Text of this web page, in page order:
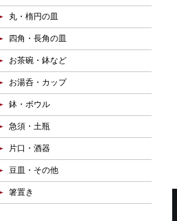
丸・楕円の皿
四角・長角の皿
お茶碗・鉢など
お湯呑・カップ
鉢・ボウル
急須・土瓶
片口・酒器
豆皿・その他
箸置き